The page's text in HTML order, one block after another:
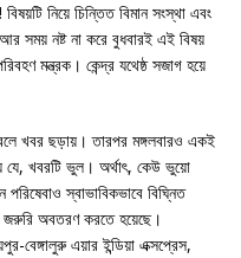
নিয়ে চিন্তিত বিমান সংস্থা এবং
সময় নষ্ট না করে বুধবারই এই বিষয়
মন্ত্রক। কেন্দ্র যথেষ্ঠ সজাগ হয়ে
খবর ছড়ায়। তারপর মঙ্গলবারও একই
খবরটি ভুল। অর্থাৎ, কেউ ভুয়ো
স্বাভাবিকভাবে বিঘ্নিত
জরুরি অবতরণ করতে হয়েছে।
বেঙ্গালুরু এয়ার ইন্ডিয়া এক্সপ্রেস,